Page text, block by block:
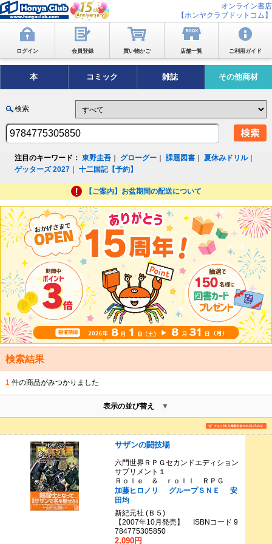
オンライン書店
【ホンヤクラブドットコム】
ログイン 会員登録 買い物かご 店舗一覧 ご利用ガイド
本 コミック 雑誌 その他商材
検索
注目のキーワード： 東野圭吾 グローグー ｜課題図書 ｜夏休みドリル｜
ゲッターズ 2027 ｜十二国記【予約】
【ご案内】お盆期間の配送について
検索結果
1 件の商品がみつかりました
表示の並び替え
サザンの闘技場
六門世界ＲＰＧセカンドエディション
サプリメント１
Ｒｏｌｅ ＆ ｒｏｌｌ ＲＰＧ
加藤ヒロノリ
グループＳＮＥ
安
田均
新紀元社 (Ｂ５)
【2007年10月発売】 ISBNコード 9
784775305850
2,090円